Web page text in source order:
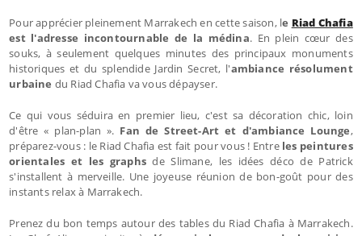
Pour apprécier pleinement Marrakech en cette saison, le Riad Chafia
est l'adresse incontournable de la médina. En plein cœur des
souks, à seulement quelques minutes des principaux monuments
historiques et du splendide Jardin Secret, l'ambiance résolument
urbaine du Riad Chafia va vous dépayser.
Ce qui vous séduira en premier lieu, c'est sa décoration chic, loin
d'être « plan-plan ». Fan de Street-Art et d'ambiance Lounge,
préparez-vous : le Riad Chafia est fait pour vous ! Entre les peintures
orientales et les graphsde Slimane, les idées déco de Patrick
s'installent à merveille. Une joyeuse réunion de bon-goût pour des
instants relax à Marrakech.
Prenez du bon temps autour des tables du Riad Chafia à Marrakech.